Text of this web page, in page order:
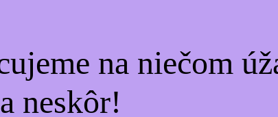
na niečom
neskôr!